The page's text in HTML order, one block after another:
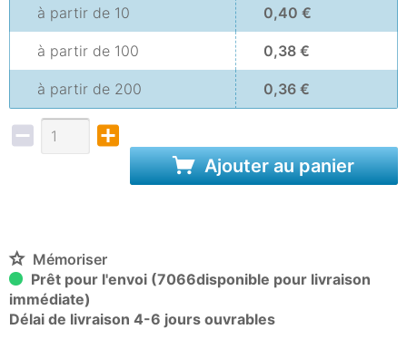
à partir de 10 0,40 €
à partir de 100 0,38 €
à partir de 200 0,36 €
Ajouter au panier
Mémoriser
Prêt pour l'envoi (7066disponible pour livraison
immédiate)
Délai de livraison 4-6 jours ouvrables